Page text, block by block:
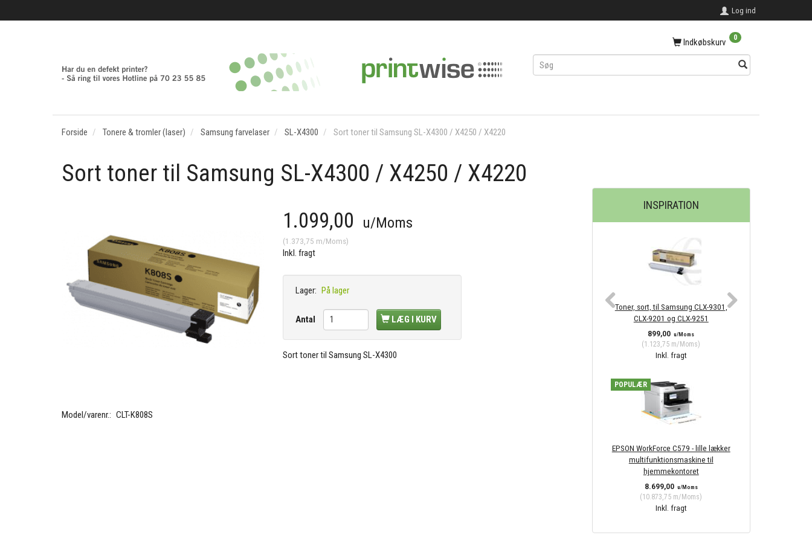
Log ind
Indkøbskurv 0
Forside Tonere & tromler (laser) Samsung farvelaser SL-X4300 Sort toner til Samsung SL-X4300 / X4250 / X4220
Sort toner til Samsung SL-X4300 / X4250 / X4220
Model/varenr.: CLT-K808S
1.099,00 u/Moms
(1.373,75 m/Moms)
Inkl. fragt
Lager: På lager
Antal LÆG I KURV
Sort toner til Samsung SL-X4300
INSPIRATION
Toner, sort, til Samsung CLX-9301,
CLX-9201 og CLX-9251
899,00 u/Moms
(1.123,75 m/Moms)
Inkl. fragt
POPULÆR
EPSON WorkForce C579 - lille lækker
multifunktionsmaskine til
hjemmekontoret
8.699,00 u/Moms
(10.873,75 m/Moms)
Inkl. fragt